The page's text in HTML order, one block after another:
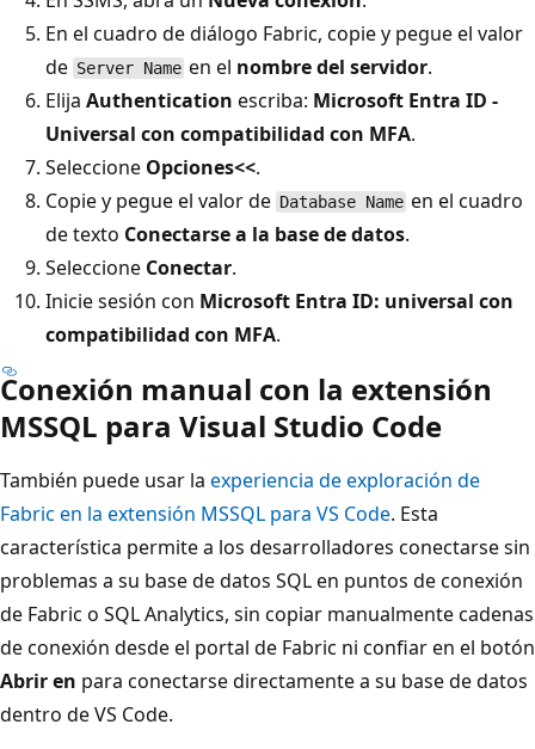
En el cuadro de diálogo Fabric, copie y pegue el valor
de Server Name en el nombre del servidor.
Elija Authentication escriba: Microsoft Entra ID -
Universal con compatibilidad con MFA.
Seleccione Opciones<<.
Copie y pegue el valor de Database Name en el cuadro
de texto Conectarse a la base de datos.
Seleccione Conectar.
Inicie sesión con Microsoft Entra ID: universal con
compatibilidad con MFA.
Conexión manual con la extensión
MSSQL para Visual Studio Code
También puede usar la experiencia de exploración de
Fabric en la extensión MSSQL para VS Code. Esta
característica permite a los desarrolladores conectarse sin
problemas a su base de datos SQL en puntos de conexión
de Fabric o SQL Analytics, sin copiar manualmente cadenas
de conexión desde el portal de Fabric ni confiar en el botón
Abrir en para conectarse directamente a su base de datos
dentro de VS Code.